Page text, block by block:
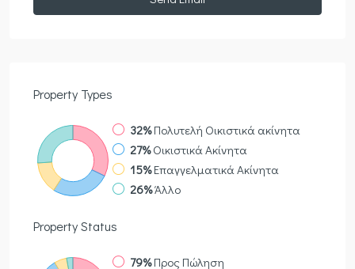
Property Types
32% Πολυτελή Οικιστικά ακίνητα
27% Οικιστικά Ακίνητα
15% Επαγγελματικά Ακίνητα
26%Άλλο
PropertyStatus
79% Προς Πώληση